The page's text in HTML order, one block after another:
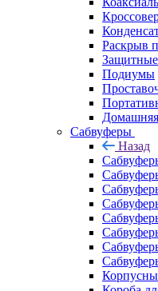
Раскрыв
Защитные
Подиумы
Домашняя
Сабвуферы
Назад